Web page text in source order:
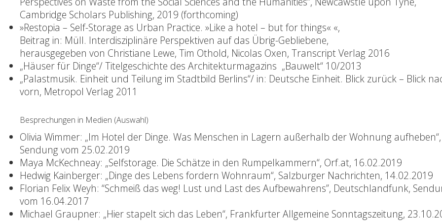
Cambridge Scholars Publishing, 2019 (forthcoming)
»Restopia – Self-Storage as Urban Practice. »Like a hotel – but for things« «,
Beitrag in: Müll. Interdisziplinäre Perspektiven auf das Übrig-Gebliebene,
herausgegeben von Christiane Lewe, Tim Othold, Nicolas Oxen, Transcript Verlag 2016
„Häuser für Dinge“/ Titelgeschichte des Architekturmagazins „Bauwelt“ 10/2013
„Palastmusik. Einheit und Teilung im Stadtbild Berlins“/ in: Deutsche Einheit. Blick zurück – Blick
vorn, Metropol Verlag 2011
Besprechungen in Medien (Auswahl)
Olivia Wimmer: „Im Hotel der Dinge. Was Menschen in Lagern außerhalb der Wohnung aufheben“,
Sendung vom 25.02.2019
Maya McKechneay: „Selfstorage. Die Schätze in den Rumpelkammern“, Orf.at, 16.02.2019
Hedwig Kainberger: „Dinge des Lebens fordern Wohnraum“, Salzburger Nachrichten, 14.02.2019
Florian Felix Weyh: “Schmeiß das weg! Lust und Last des Aufbewahrens”, Deutschlandfunk,
vom 16.04.2017
Michael Graupner: „Hier stapelt sich das Leben“, Frankfurter Allgemeine Sonntagszeitung,